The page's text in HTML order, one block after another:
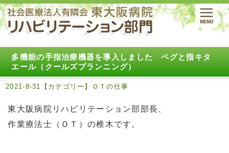
多機能の手指治療機器を導入しました ペグと指キタ
エール（クールズプランニング）
2021-8-31【カテゴリー】ＯＴの仕事
東大阪病院リハビリテーション部部長、
作業療法士（ＯＴ）の椎木です。